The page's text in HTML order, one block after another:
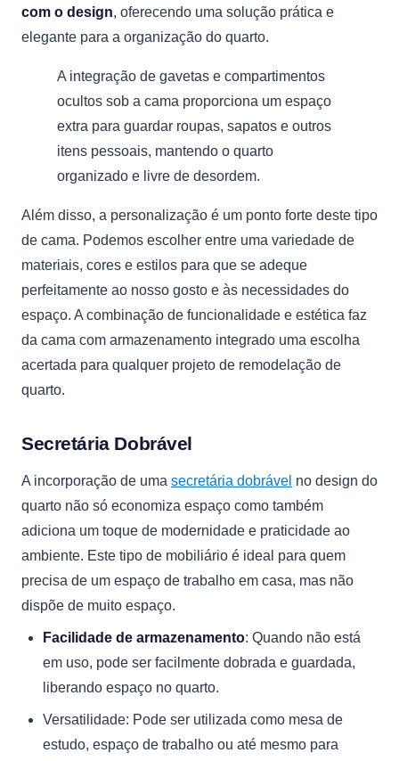
com o design, oferecendo uma solução prática e
elegante para a organização do quarto.
A integração de gavetas e compartimentos
ocultos sob a cama proporciona um espaço
extra para guardar roupas, sapatos e outros
itens pessoais, mantendo o quarto
organizado e livre de desordem.
Além disso, a personalização é um ponto forte deste tipo
de cama. Podemos escolher entre uma variedade de
materiais, cores e estilos para que se adeque
perfeitamente ao nosso gosto e às necessidades do
espaço. A combinação de funcionalidade e estética faz
da cama com armazenamento integrado uma escolha
acertada para qualquer projeto de remodelação de
quarto.
Secretária Dobrável
A incorporação de uma secretária dobrável no design do
quarto não só economiza espaço como também
adiciona um toque de modernidade e praticidade ao
ambiente. Este tipo de mobiliário é ideal para quem
precisa de um espaço de trabalho em casa, mas não
dispõe de muito espaço.
Facilidade de armazenamento: Quando não está
em uso, pode ser facilmente dobrada e guardada,
liberando espaço no quarto.
Versatilidade: Pode ser utilizada como mesa de
estudo, espaço de trabalho ou até mesmo para